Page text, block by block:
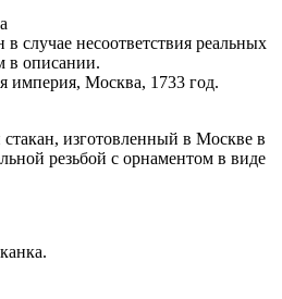
случае несоответствия реальных
в описании.
империя, Москва, 1733 год.
изготовленный в Москве в
резьбой с орнаментом в виде